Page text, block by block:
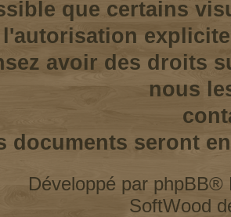
que certains
l'autorisation
avoir des droits
nous
documents seront
Développé par phpBB®
SoftWood